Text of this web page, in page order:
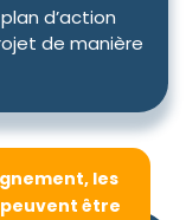
d’action
de manière
les
être